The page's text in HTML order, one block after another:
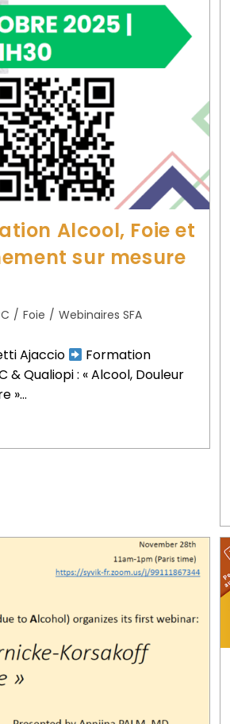
Alcool, Foie et
sur mesure
/ Foie / Webinaires SFA
Ajaccio
Formation
Qualiopi : « Alcool, Douleur
»…